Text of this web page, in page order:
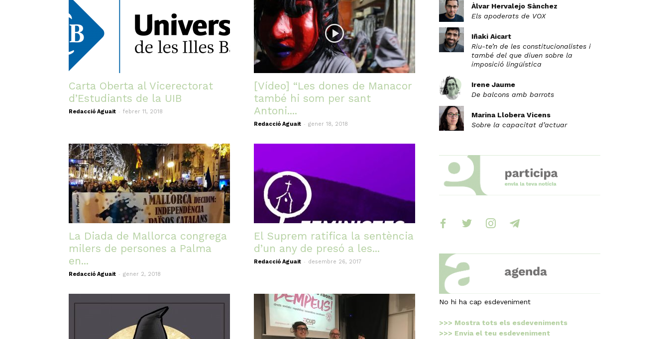
Carta Oberta al Vicerectorat
d’Estudiants de la UIB
Redacció Aguait - febrer 11, 2018
[Vídeo] “Les dones de Manacor
també hi som per sant
Antoni....
Redacció Aguait - gener 18, 2018
La Diada de Mallorca congrega
milers de persones a Palma
en...
Redacció Aguait - gener 2, 2018
El Suprem ratifica la sentència
d’un any de presó a les...
Redacció Aguait - desembre 26, 2017
Àlvar Hervalejo Sànchez
Els apoderats de VOX
Iñaki Aicart
Riu-te’n de les constitucionalistes i
també del que diuen sobre la
imposició lingüística
Irene Jaume
De balcons amb barrots
Marina Llobera Vicens
Sobre la capacitat d’actuar
facebooktwitter instagramtelegram
No hi ha cap esdeveniment
>>> Mostra tots els esdeveniments
>>> Envia el teu esdeveniment